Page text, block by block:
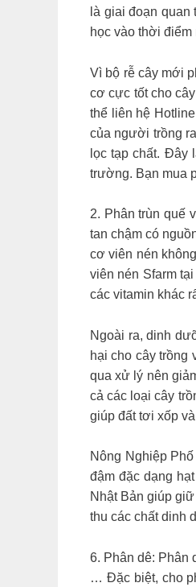
là giai đoạn
học vào thời
Vì bộ rễ cây mới
cơ cực tốt cho
thể liên hệ
của người trồng
lọc tạp chất. Đây
trường. Bạn mua
2. Phân trùn quế
tan chậm có
cơ viên nén
viên nén Sfarm
các vitamin khác
Ngoài ra, dinh
hại cho cây trồng
qua xử lý nên
cả các loại cây
giúp đất tơi xốp
Nông Nghiệp
đậm đặc dạng
Nhật Bản giúp
thu các chất dinh
6. Phân dê: Phân
… Đặc biệt, cho